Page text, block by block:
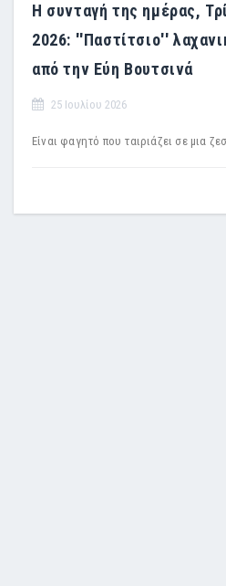
Η συνταγή της ημέρας,
2026: ''Παστίτσιο''
από την Εύη Βουτσινά
25 Ιουλίου 2026
Είναι φαγητό που ταιριάζει σε μια